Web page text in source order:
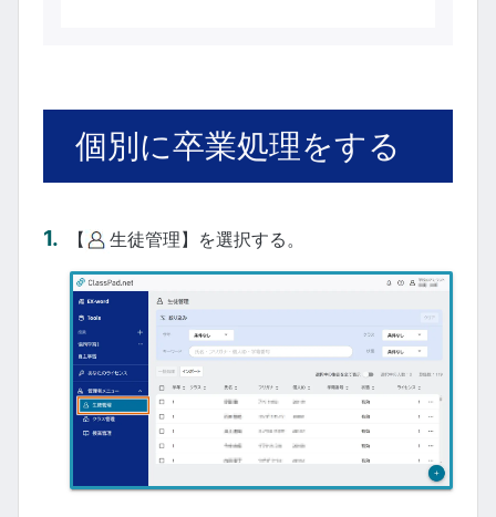
個別に卒業処理をする
【 生徒管理】を選択する。